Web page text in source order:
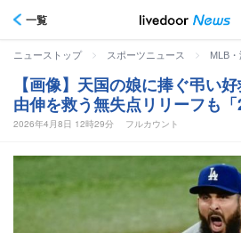
一覧
ニューストップ > スポーツニュース > MLB
【画像】天国の娘に捧ぐ弔い
由伸を救う無失点リリーフも「
2026年4月8日 12時29分 フルカウント